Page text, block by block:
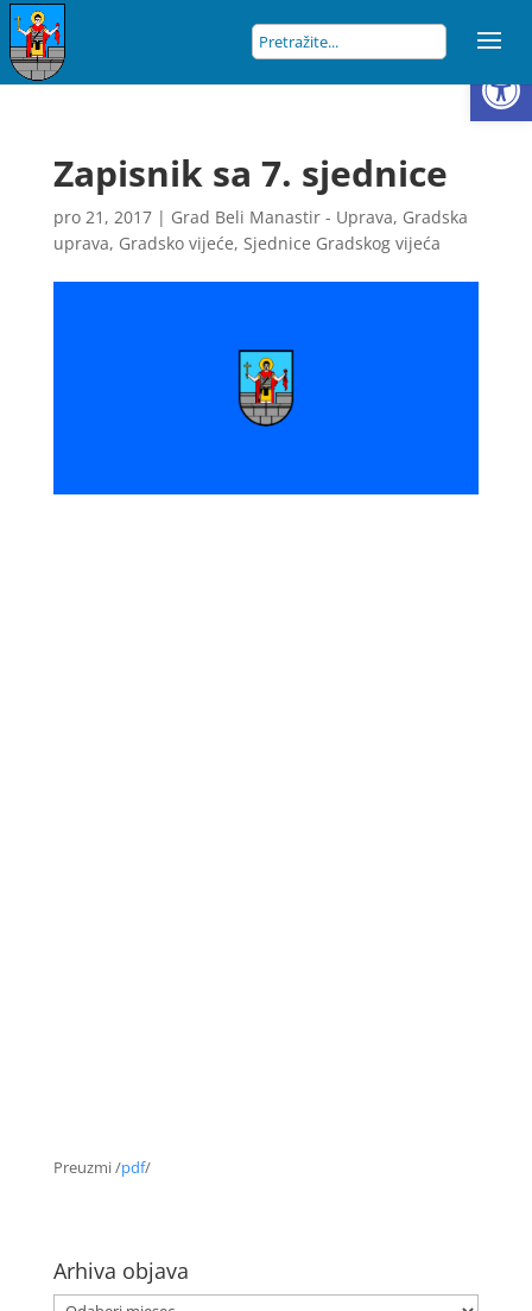
Zapisnik sa 7. sjednice
pro 21, 2017| Grad Beli Manastir - Uprava, Gradska
uprava, Gradsko vijeće, Sjednice Gradskog vijeća
Preuzmi /pdf/
Arhiva objava